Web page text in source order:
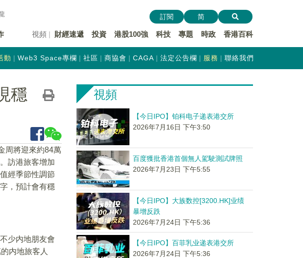
視頻 財經速遞 投資 港股100強 科技 專題 時政 香港百科
訂閱 简
動 Web3 Space專欄 社區 商協會 CAGA 法定公告欄 服務 聯絡我們
穩
周將迎來約84萬
訪港旅客增加
經季節性調節
，預計會有穩
少内地朋友會
内地旅客人
視頻
【今日IPO】铂科电子递表港交所
2026年7月16日 下午3:50
百度獲批香港首個無人駕駛測試牌照
2026年7月23日 下午5:55
【今日IPO】大族数控[3200.HK]业绩
暴增反跌
2026年7月24日 下午5:36
【今日IPO】百菲乳业递表港交所
2026年7月24日 下午5:36